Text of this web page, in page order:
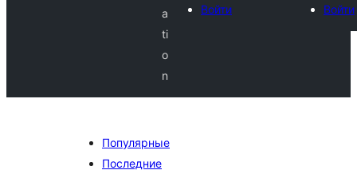
a
ti
o
n
Войти
Войти
Популярные
Последние